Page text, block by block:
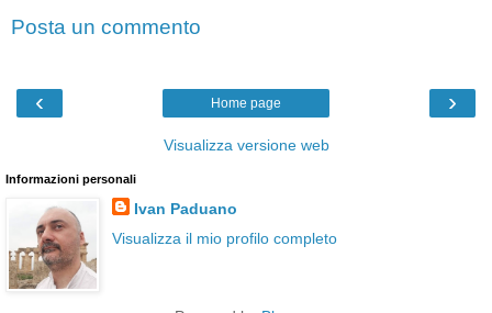
Posta un commento
‹ ›
Home page
Visualizza versione web
Informazioni personali
Ivan Paduano
Visualizza il mio profilo completo